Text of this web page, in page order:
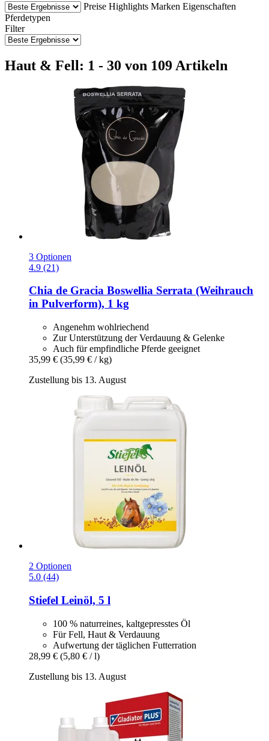
Preise Highlights Marken Eigenschaften
Pferdetypen
Filter
Haut & Fell: 1 - 30 von 109 Artikeln
3 Optionen
4.9 (21)
Chia de Gracia Boswellia Serrata (Weihrauch
in Pulverform), 1 kg
Angenehm wohlriechend
Zur Unterstützung der Verdauung & Gelenke
Auch für empfindliche Pferde geeignet
35,99 € (35,99 € / kg)
Zustellung bis 13. August
2 Optionen
5.0 (44)
Stiefel Leinöl, 5 l
100 % naturreines, kaltgepresstes Öl
Für Fell, Haut & Verdauung
Aufwertung der täglichen Futterration
28,99 € (5,80 € / l)
Zustellung bis 13. August